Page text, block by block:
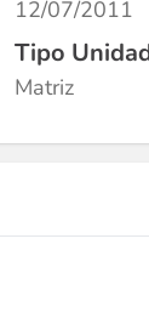
12/07/2011
Tipo
Matriz